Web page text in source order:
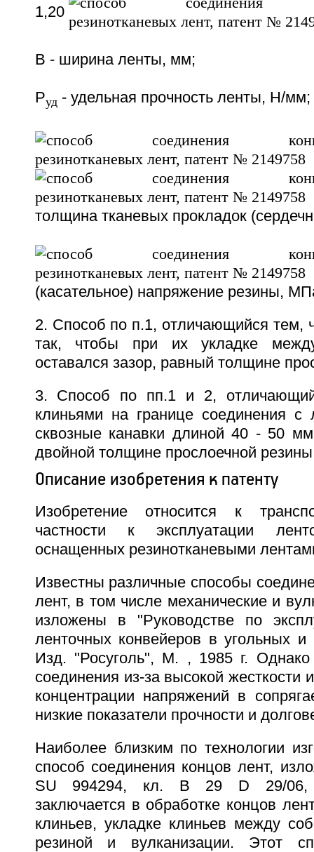
1,20
В - ширина ленты, мм;
Руд- удельная прочность ленты, Н/мм;
толщина тканевых прокладок
(касательное) напряжение резины,
2. Способ по п.1, отличающийся тем,
так, чтобы при их укладке
оставался зазор, равный толщине
3. Способ по пп.1 и 2,
клиньями на границе соединения с
сквозные канавки длиной 40 - 50
двойной толщине прослоечной
Описание изобретения к патенту
Изобретение относится к
частности к эксплуатации
оснащенных резинотканевыми
Известны различные способы
лент, в том числе механические и
изложены в "Руководстве по
ленточных конвейеров в угольных
Изд. "Росуголь", М. , 1985 г. Однако
соединения из-за высокой жесткости
концентрации напряжений в
низкие показатели прочности и
Наиболее близким по технологии
способ соединения концов лент,
SU 994294, кл. B 29 D 29/06,
заключается в обработке концов
клиньев, укладке клиньев между
резиной и вулканизации. Этот